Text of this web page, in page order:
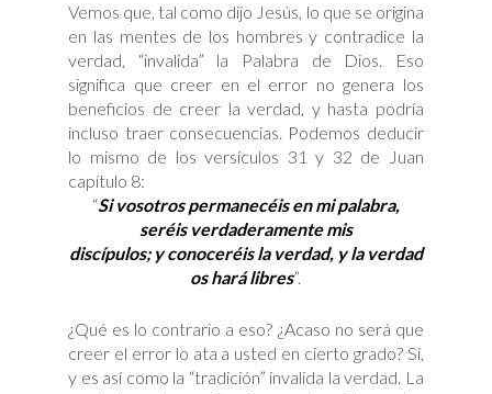
Vemos que, tal como dijo Jesús, lo que se origina
en las mentes de los hombres y contradice la
verdad, “invalida” la Palabra de Dios. Eso
significa que creer en el error no genera los
beneficios de creer la verdad, y hasta podría
incluso traer consecuencias. Podemos deducir
lo mismo de los versículos 31 y 32 de Juan
capítulo 8:
“Si vosotros permanecéis en mi palabra,
seréis verdaderamente mis
discípulos; y conoceréis la verdad, y la verdad
os hará libres”.
¿Qué es lo contrario a eso? ¿Acaso no será que
creer el error lo ata a usted en cierto grado? Sí,
y es así como la “tradición” invalida la verdad. La